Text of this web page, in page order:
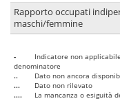
Rapporto occupati
maschi/femmine
-
Indicatore non
denominatore
..
Dato non ancora
...
Dato non rilevato
....
La mancanza o esiguità